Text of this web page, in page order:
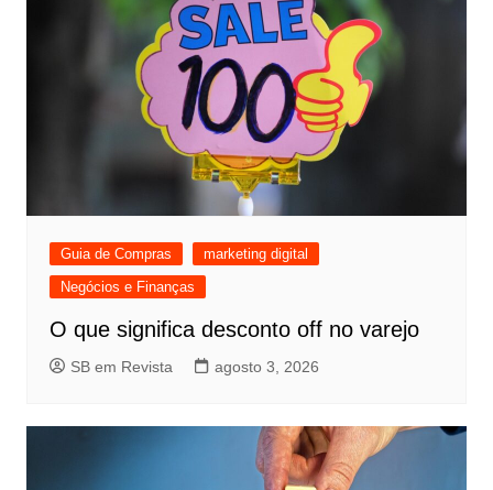
Guia de Compras
marketing digital
Negócios e Finanças
O que significa desconto off no varejo
SB em Revista agosto 3, 2026